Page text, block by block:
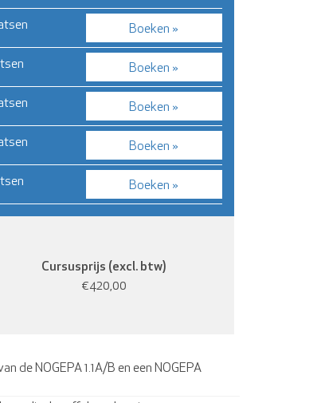
Boeken »
Boeken »
Boeken »
Boeken »
Boeken »
Cursusprijs (excl. btw)
€420,00
NOGEPA 1.1A/B en een NOGEPA